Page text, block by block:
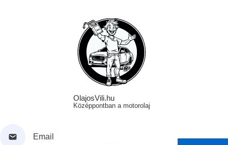
OlajosVili.hu
Középpontban a motorolaj
Email